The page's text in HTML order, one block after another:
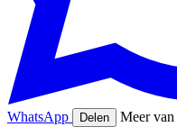
WhatsApp Delen Meer van